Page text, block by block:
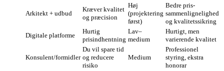
Arkitekt + udbud
Kræver kvalitet
og præcision
Høj
(projektering
først)
Bedre pris­
sammenlignelighed
og kvalitetssikring
Digitale platforme
Hurtig
prisindhentning
Lav–
medium
Hurtigt, men
varierende kvalitet
Konsulent/formidler
Du vil spare tid
og reducere
risiko
Medium
Professionel
styring, ekstra
honorar